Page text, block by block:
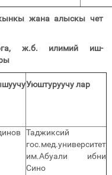
жана алыскы чет
ж.б. илимий иш-
Уюштуруучу лар
Таджиксий
гос.мед.университет
им.Абуали ибни
Сино